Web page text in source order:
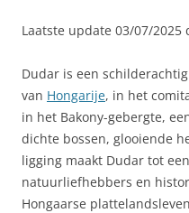
Laatste update 03/07/2025
Dudar is een schilderachtig
van Hongarije, in het
in het Bakony-gebergte,
dichte bossen, glooiende
ligging maakt Dudar tot
natuurliefhebbers en
Hongaarse